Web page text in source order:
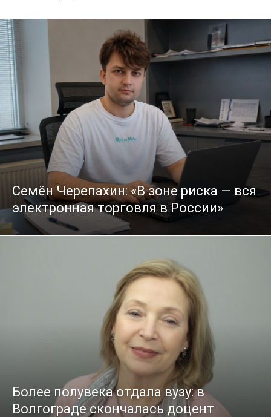
Семён Черепахин: «В зоне риска — вся
электронная торговля в России»
Более полувека отдала вузу: в
Волгограде скончалась доцент